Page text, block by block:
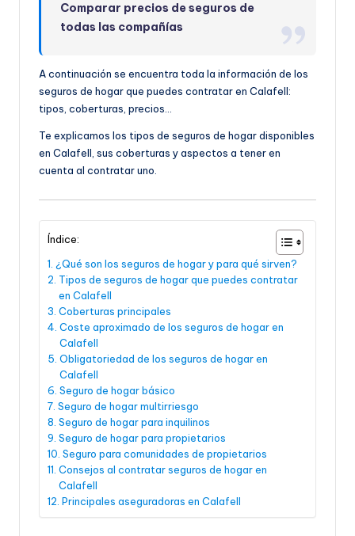
Comparar precios de seguros de
todas las compañías
A continuación se encuentra toda la información de los
seguros de hogar que puedes contratar en Calafell:
tipos, coberturas, precios…
Te explicamos los tipos de seguros de hogar disponibles
en Calafell, sus coberturas y aspectos a tener en
cuenta al contratar uno.
Índice:
¿Qué son los seguros de hogar y para qué sirven?
Tipos de seguros de hogar que puedes contratar
en Calafell
Coberturas principales
Coste aproximado de los seguros de hogar en
Calafell
Obligatoriedad de los seguros de hogar en
Calafell
Seguro de hogar básico
Seguro de hogar multirriesgo
Seguro de hogar para inquilinos
Seguro de hogar para propietarios
Seguro para comunidades de propietarios
Consejos al contratar seguros de hogar en
Calafell
Principales aseguradoras en Calafell